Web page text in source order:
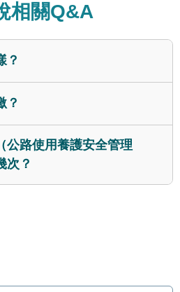
相關Q&A
？
被依3天加徵1%的頻率徵收
鍰。
？
是不用繳交牌照稅的，151cc
間繳納稅款。此外，電動機車
公路使用養護安全管理
次？
用小客車，每年僅須於4月繳
費（公路使用養護安全管理
10月繳納牌照稅共二次，並於
費共四次。